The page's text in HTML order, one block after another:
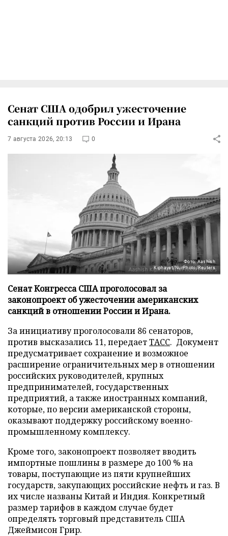
Сенат США одобрил ужесточение
санкций против России и Ирана
7 августа 2026, 20:13 0
Фото: Aashish
Kiphayet/NurPhoto/Reuters
Сенат Конгресса США проголосовал за
законопроект об ужесточении американских
санкций в отношении России и Ирана.
За инициативу проголосовали 86 сенаторов,
против высказались 11, передаетТАСС. Документ
предусматривает сохранение и возможное
расширение ограничительных мер в отношении
российских руководителей, крупных
предпринимателей, государственных
предприятий, а также иностранных компаний,
которые, по версии американской стороны,
оказывают поддержку российскому военно-
промышленному комплексу.
Кроме того, законопроект позволяет вводить
импортные пошлины в размере до 100 % на
товары, поступающие из пяти крупнейших
государств, закупающих российские нефть и газ. В
их числе названы Китай и Индия. Конкретный
размер тарифов в каждом случае будет
определять торговый представитель США
Джеймисон Грир.